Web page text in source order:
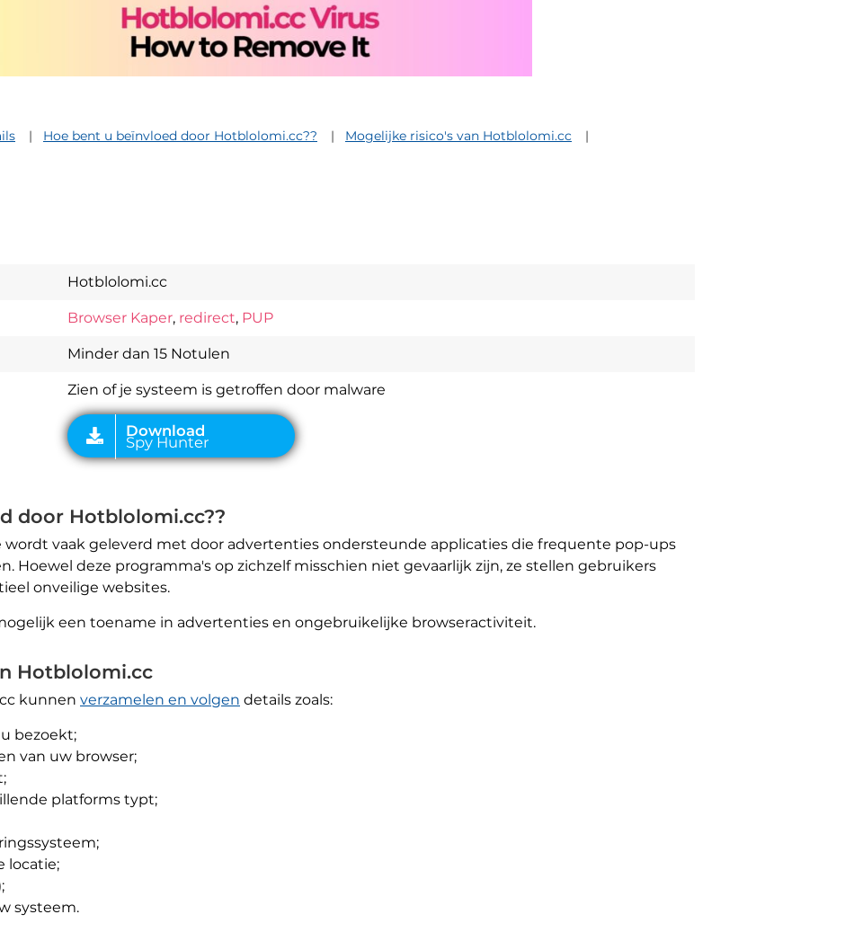
Hoe bent u beïnvloed door Hotblolomi.cc?? Mogelijke risico's van Hotblolomi.cc
Hotblolomi.cc
Browser Kaper, redirect, PUP
Minder dan 15 Notulen
Zien of je systeem is getroffen door malware
Download
Spy Hunter
door Hotblolomi.cc??
wordt vaak geleverd met door advertenties ondersteunde applicaties die frequente pop-ups
Hoewel deze programma's op zichzelf misschien niet gevaarlijk zijn, ze stellen gebruikers
onveilige websites.
een toename in advertenties en ongebruikelijke browseractiviteit.
Hotblolomi.cc
kunnen verzamelen en volgen details zoals:
bezoekt;
van uw browser;
platforms typt;
locatie;
systeem.